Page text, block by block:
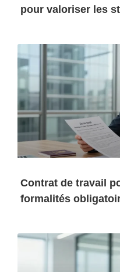
pour valoriser les
Contrat de travail
formalités